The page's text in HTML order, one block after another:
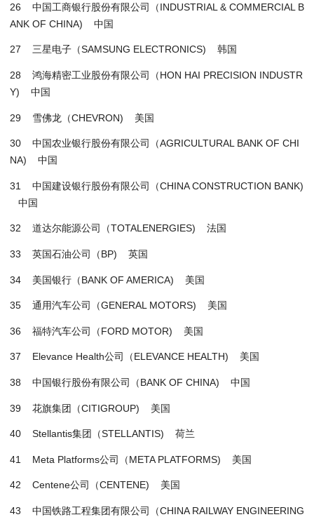
26 中国工商银行股份有限公司（INDUSTRIAL & COMMERCIAL B
ANK OF CHINA) 中国
27 三星电子（SAMSUNG ELECTRONICS) 韩国
28 鸿海精密工业股份有限公司（HON HAI PRECISION INDUSTR
Y) 中国
29 雪佛龙（CHEVRON) 美国
30 中国农业银行股份有限公司（AGRICULTURAL BANK OF CHI
NA) 中国
31 中国建设银行股份有限公司（CHINA CONSTRUCTION BANK)
中国
32 道达尔能源公司（TOTALENERGIES) 法国
33 英国石油公司（BP) 英国
34 美国银行（BANK OF AMERICA) 美国
35 通用汽车公司（GENERAL MOTORS) 美国
36 福特汽车公司（FORD MOTOR) 美国
37 Elevance Health公司（ELEVANCE HEALTH) 美国
38 中国银行股份有限公司（BANK OF CHINA) 中国
39 花旗集团（CITIGROUP) 美国
40 Stellantis集团（STELLANTIS) 荷兰
41 Meta Platforms公司（META PLATFORMS) 美国
42 Centene公司（CENTENE) 美国
43 中国铁路工程集团有限公司（CHINA RAILWAY ENGINEERING